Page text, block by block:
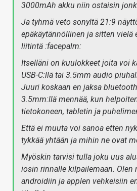
3000mAh akku niin ostaisin
Ja tyhmä veto sonyltä 21:9
epäkäytännöllinen ja sitten vielä
liitintä :facepalm:
Itselläni on kuulokkeet joita voi
USB-C:llä tai 3.5mm audio
Juuri koskaan en jaksa
3.5mm:llä mennää, kun
tietokoneen, tabletin ja
Että ei muuta voi sanoa etten
tykkää yhtään ja mihin ne ovat
Myöskin tarvisi tulla joku uus
iosin rinnalle kilpailemaan. Olen
androidiin ja applen vehkeisiin